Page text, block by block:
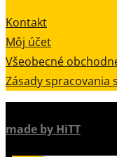
Kontakt
Môj účet
Všeobecné
Zásady spracovania
made by HiTT